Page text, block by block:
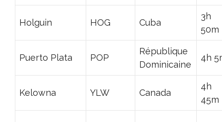
Holguin HOG Cuba
3h
50m
Puerto Plata POP
République
Dominicaine
4h
Kelowna YLW Canada
4h
45m